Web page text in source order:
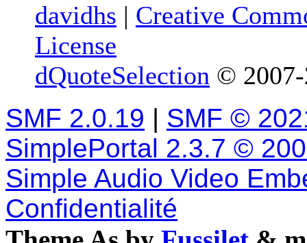
davidhs | Creative
License
dQuoteSelection ©
SMF 2.0.19 | SMF ©
SimplePortal 2.3.7 ©
Simple Audio Video
Confidentialité